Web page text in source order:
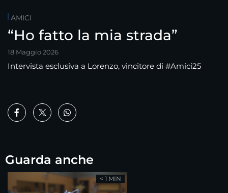
AMICI
“Ho fatto la mia strada”
18 Maggio 2026
Intervista esclusiva a Lorenzo, vincitore di #Amici25
Guarda anche
< 1 MIN